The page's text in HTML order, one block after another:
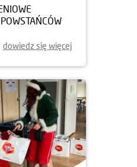
dowiedz się więcej